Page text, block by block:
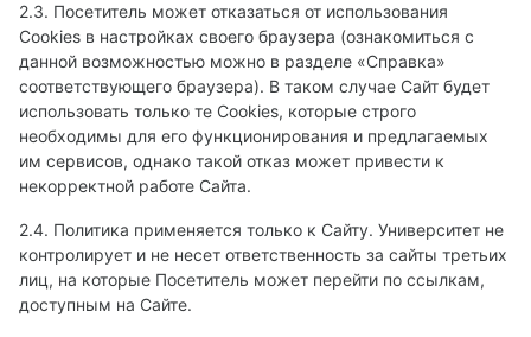
2.3. Посетитель может отказаться от использования
Сookies в настройках своего браузера (ознакомиться с
данной возможностью можно в разделе «Справка»
соответствующего браузера). В таком случае Сайт будет
использовать только те Cookies, которые строго
необходимы для его функционирования и предлагаемых
им сервисов, однако такой отказ может привести к
некорректной работе Сайта.
2.4. Политика применяется только к Сайту. Университет не
контролирует и не несет ответственность за сайты третьих
лиц, на которые Посетитель может перейти по ссылкам,
доступным на Сайте.